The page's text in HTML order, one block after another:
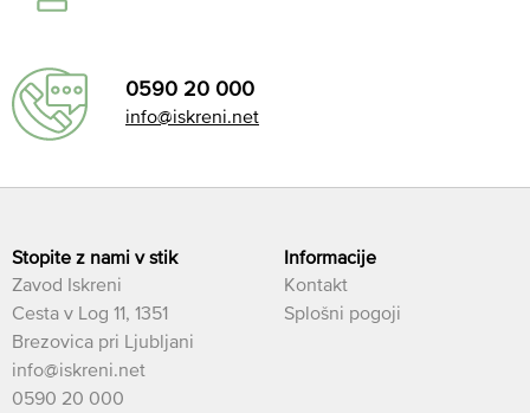
0590 20 000
info@iskreni.net
Stopite z nami v stik
Zavod Iskreni
Cesta v Log 11, 1351
Brezovica pri Ljubljani
info@iskreni.net
0590 20 000
Informacije
Kontakt
Splošni pogoji